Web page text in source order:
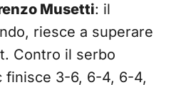
Musetti: il
riesce a superare
Contro il serbo
finisce 3-6, 6-4, 6-4,